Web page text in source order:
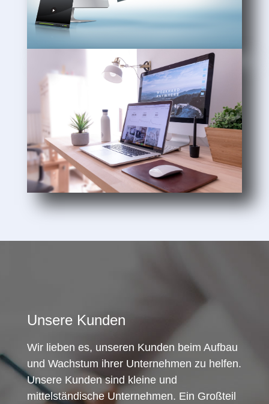
Unsere Kunden
Wir lieben es, unseren Kunden beim Aufbau
und Wachstum ihrer Unternehmen zu helfen.
Unsere Kunden sind kleine und
mittelständische Unternehmen. Ein Großteil